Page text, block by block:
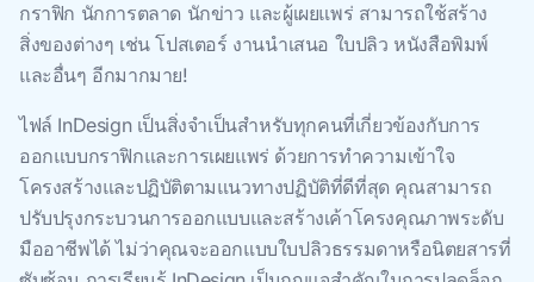
กราฟิก นักการตลาด นักข่าว และผู้เผยแพร่ สามารถใช้สร้าง
สิ่งของต่างๆ เช่น โปสเตอร์ งานนำเสนอ ใบปลิว หนังสือพิมพ์
และอื่นๆ อีกมากมาย!
ไฟล์ InDesign เป็นสิ่งจําเป็นสําหรับทุกคนที่เกี่ยวข้องกับการ
ออกแบบกราฟิกและการเผยแพร่ ด้วยการทําความเข้าใจ
โครงสร้างและปฏิบัติตามแนวทางปฏิบัติที่ดีที่สุด คุณสามารถ
ปรับปรุงกระบวนการออกแบบและสร้างเค้าโครงคุณภาพระดับ
มืออาชีพได้ ไม่ว่าคุณจะออกแบบใบปลิวธรรมดาหรือนิตยสารที่